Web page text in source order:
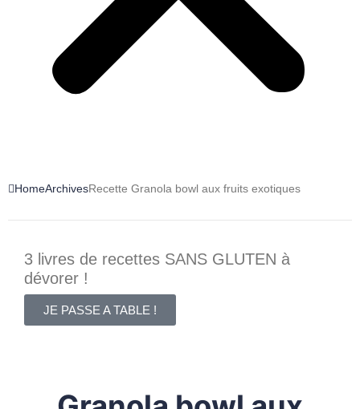
HomeArchivesRecette Granola bowl aux fruits exotiques
3 livres de recettes SANS GLUTEN à
dévorer !
JE PASSE A TABLE !